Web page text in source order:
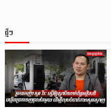
ថ្មីៗ